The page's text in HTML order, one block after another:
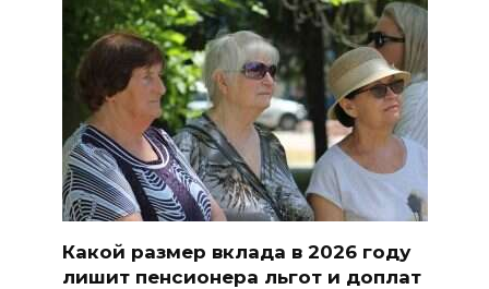
Какой размер вклада в 2026 году
лишит пенсионера льгот и доплат